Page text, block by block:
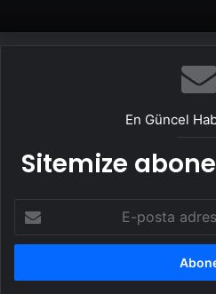
En Güncel
Sitemize
posta
adresinizi